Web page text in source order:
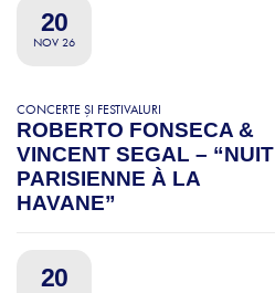
20
NOV 26
CONCERTE ȘI FESTIVALURI
ROBERTO FONSECA &
VINCENT SEGAL – “NUIT
PARISIENNE À LA
HAVANE”
20